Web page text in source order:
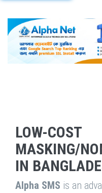
LOW-COST
MASKING/
IN
Alpha SMS is an